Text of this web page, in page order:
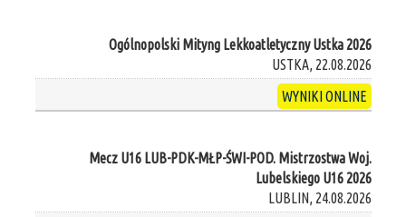
Ogólnopolski Mityng Lekkoatletyczny Ustka 2026
USTKA, 22.08.2026
WYNIKI ONLINE
Mecz U16 LUB-PDK-MŁP-ŚWI-POD. Mistrzostwa Woj.
Lubelskiego U16 2026
LUBLIN, 24.08.2026